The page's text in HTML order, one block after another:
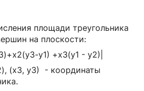
площади треугольника
на плоскости:
y1) +x3(y1 - y2)|
(х3, у3) - координаты